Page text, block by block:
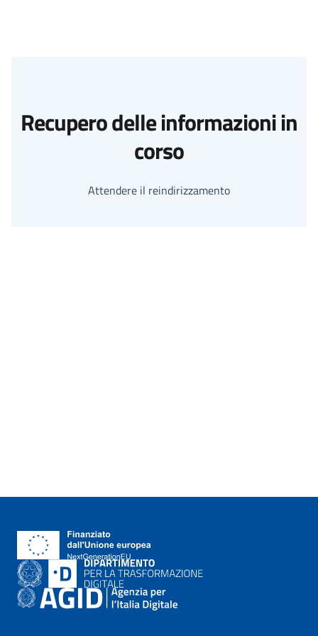
Recupero delle informazioni in
corso
Attendere il reindirizzamento